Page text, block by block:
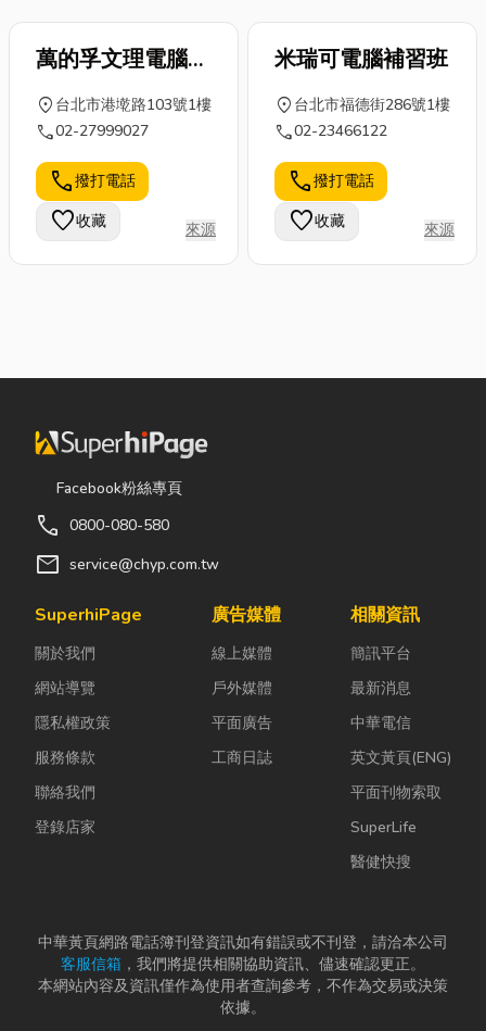
獲得資訊類數位教材品
證等大獎，同時不斷引
進軟體原廠
Microsoft、
Autodesk、Adobe、
Sun、Cisco、Corel等
最新軟體培訓課程資
訊，目前擁有300多科
專業講師之專業教學，
訊教育水準而努力！
萬的孚文理電腦補
習班
location_on 台北市港墘路103號1樓
call02-27999027
call撥打電話
favorite收藏 來源
米瑞可電腦補習班
location_on 台北市福德街286號1樓
call02-23466122
call撥打電話
favorite收藏 來源
Facebook粉絲專頁
call 0800-080-580
mail service@chyp.com.tw
SuperhiPage
關於我們
網站導覽
隱私權政策
服務條款
聯絡我們
登錄店家
廣告媒體
線上媒體
戶外媒體
平面廣告
工商日誌
相關資訊
簡訊平台
最新消息
中華電信
英文黃頁(ENG)
平面刊物索取
SuperLife
醫健快搜
中華黃頁網路電話簿刊登資訊如有錯誤或不刊登，請洽本公司
客服信箱 ，我們將提供相關協助資訊、儘速確認更正。
本網站內容及資訊僅作為使用者查詢參考，不作為交易或決策
依據。